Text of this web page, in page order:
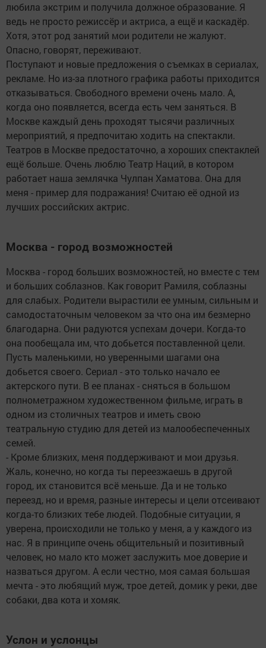
любила экстрим и получила должное образование. Я
ведь не просто режиссёр и актриса, а ещё и каскадёр.
Хотя, этот род занятий мои родители не жалуют.
Опасно, говорят, переживают.
Поступают и новые предложения о съемках в сериалах,
рекламе. Но из-за плотного графика работы приходится
отказываться. Свободного времени очень мало. А,
когда оно появляется, всегда есть чем заняться. В
Москве каждый день проходят тысячи различных
мероприятий, я предпочитаю ходить на спектакли.
Театров в Москве предостаточно, а хороших спектаклей
ещё больше. Очень люблю Театр Наций, в котором
работает наша землячка Чулпан Хаматова. Она для
меня - пример для подражания! Считаю её одной из
лучших российских актрис.
Москва - город возможностей
Москва - город больших возможностей, но вместе с тем
и больших соблазнов. Как говорит Рамиля, соблазны
для слабых. Родители вырастили ее умным, сильным и
самодостаточным человеком за что она им безмерно
благодарна. Они радуются успехам дочери. Когда-то
она пообещала им, что добьется поставленной цели.
Пусть маленькими, но уверенными шагами она
добьется своего. Сериал - это только начало ее
актерского пути. В ее планах - сняться в большом
полнометражном художественном фильме, играть в
одном из столичных театров и иметь свою
театральную студию для детей из малообеспеченных
семей.
- Кроме близких, меня поддерживают и мои друзья.
Жаль, конечно, но когда ты переезжаешь в другой
город, их становится всё меньше. Да и не только
переезд, но и время, разные интересы и цели отсеивают
когда-то близких тебе людей. Подобные ситуации, я
уверена, происходили не только у меня, а у каждого из
нас. Я в принципе очень общительный и позитивный
человек, но мало кто может заслужить мое доверие и
назваться другом. А если честно, моя самая большая
мечта - это любящий муж, трое детей, домик у реки, две
собаки, два кота и хомяк.
Услон и услонцы